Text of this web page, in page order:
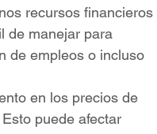
recursos financieros
de manejar para
de empleos o incluso
en los precios de
puede afectar